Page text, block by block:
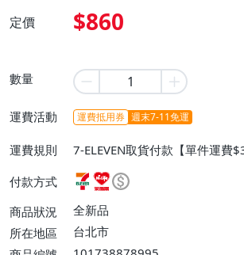
定價 $860
數量
運費活動 運費抵用券 週末7-11免運
運費規則
7-ELEVEN取貨付款【單件運費
富取貨付款【單件運費$60】、
【單件運費$130】
付款方式
商品狀況
全新品
所在地區
台北市